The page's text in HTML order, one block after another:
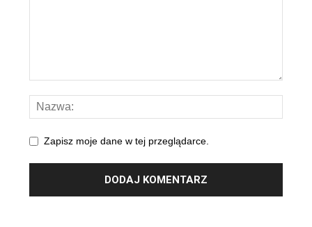
Zapisz moje dane w tej przeglądarce.